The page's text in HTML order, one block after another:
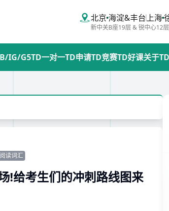
北京 海淀&丰台上海
新中关B座19层 & 锐中心12层
IG/G5TD一对一TD申请TD竞赛TD好课关于
读词汇
!给考生们的冲刺路线图来